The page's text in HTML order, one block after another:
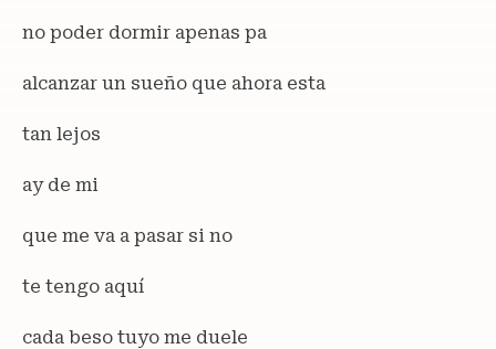
no poder dormir apenas pa
alcanzar un sueño que ahora esta
tan lejos
ay de mi
que me va a pasar si no
te tengo aquí
cada beso tuyo me duele